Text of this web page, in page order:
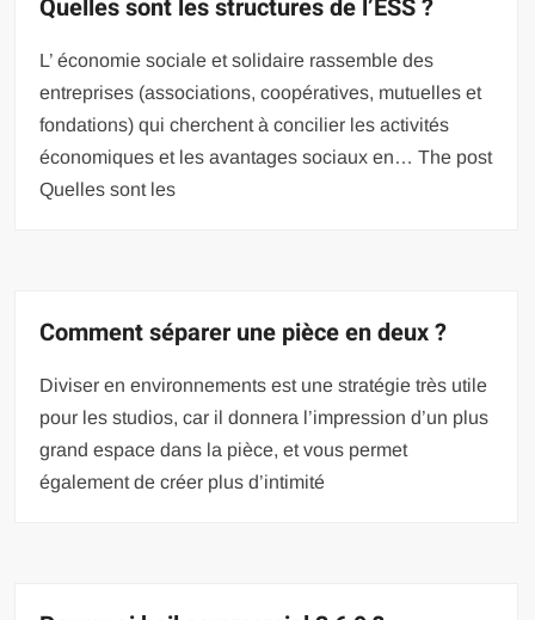
Quelles sont les structures de l’ESS ?
L’ économie sociale et solidaire rassemble des
entreprises (associations, coopératives, mutuelles et
fondations) qui cherchent à concilier les activités
économiques et les avantages sociaux en… The post
Quelles sont les
Comment séparer une pièce en deux ?
Diviser en environnements est une stratégie très utile
pour les studios, car il donnera l’impression d’un plus
grand espace dans la pièce, et vous permet
également de créer plus d’intimité